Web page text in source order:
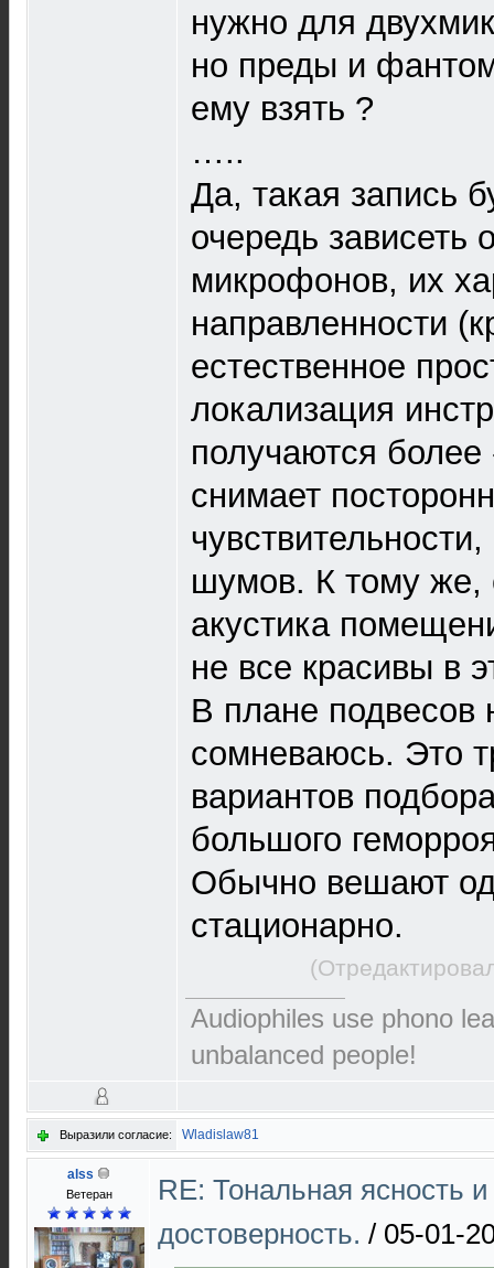
нужно для
но преды и
ему взять ?
…..
Да, такая запись
очередь зависеть
микрофонов, их
направленности
естественное
локализация
получаются
снимает
шумов. К тому же,
акустика
не все красивы в
В плане подвесов
сомневаюсь. Это
вариантов
большого
Обычно вешают
стационарно.
Audiophiles use phono
unbalanced people!
Выразили согласие: Wladislaw81
alss
Ветеран
RE: Тональная ясность
достоверность. / 05-01-